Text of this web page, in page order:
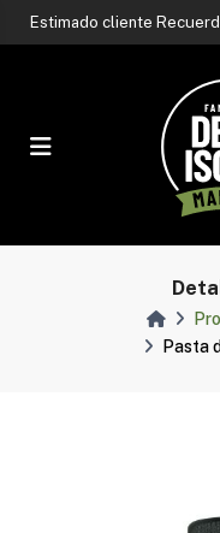
Estimado cliente
sin previo aviso
Contactá a nuestro
Contactá a nuestro
Pasta